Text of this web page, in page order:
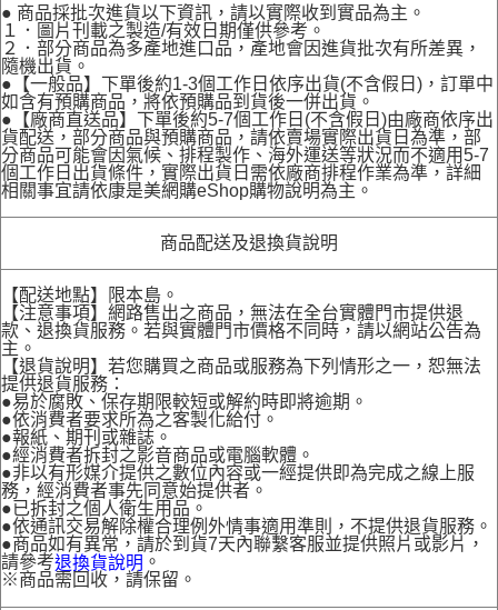
● 商品採批次進貨以下資訊，請以實際收到實品為主。
１．圖片刊載之製造/有效日期僅供參考。
２．部分商品為多產地進口品，產地會因進貨批次有所差異，
隨機出貨。
●【一般品】下單後約1-3個工作日依序出貨(不含假日)，訂單中
如含有預購商品，將依預購品到貨後一併出貨。
●【廠商直送品】下單後約5-7個工作日(不含假日)由廠商依序出
貨配送，部分商品與預購商品，請依賣場實際出貨日為準，部
分商品可能會因氣候、排程製作、海外運送等狀況而不適用5-7
個工作日出貨條件，實際出貨日需依廠商排程作業為準，詳細
相關事宜請依康是美網購eShop購物說明為主。
商品配送及退換貨說明
【配送地點】限本島。
【注意事項】網路售出之商品，無法在全台實體門市提供退
款、退換貨服務。若與實體門市價格不同時，請以網站公告為
主。
【退貨說明】若您購買之商品或服務為下列情形之一，恕無法
提供退貨服務：
●易於腐敗、保存期限較短或解約時即將逾期。
●依消費者要求所為之客製化給付。
●報紙、期刊或雜誌。
●經消費者拆封之影音商品或電腦軟體。
●非以有形媒介提供之數位內容或一經提供即為完成之線上服
務，經消費者事先同意始提供者。
●已拆封之個人衛生用品。
●依通訊交易解除權合理例外情事適用準則，不提供退貨服務。
●商品如有異常，請於到貨7天內聯繫客服並提供照片或影片，
請參考退換貨說明 。
※商品需回收，請保留。